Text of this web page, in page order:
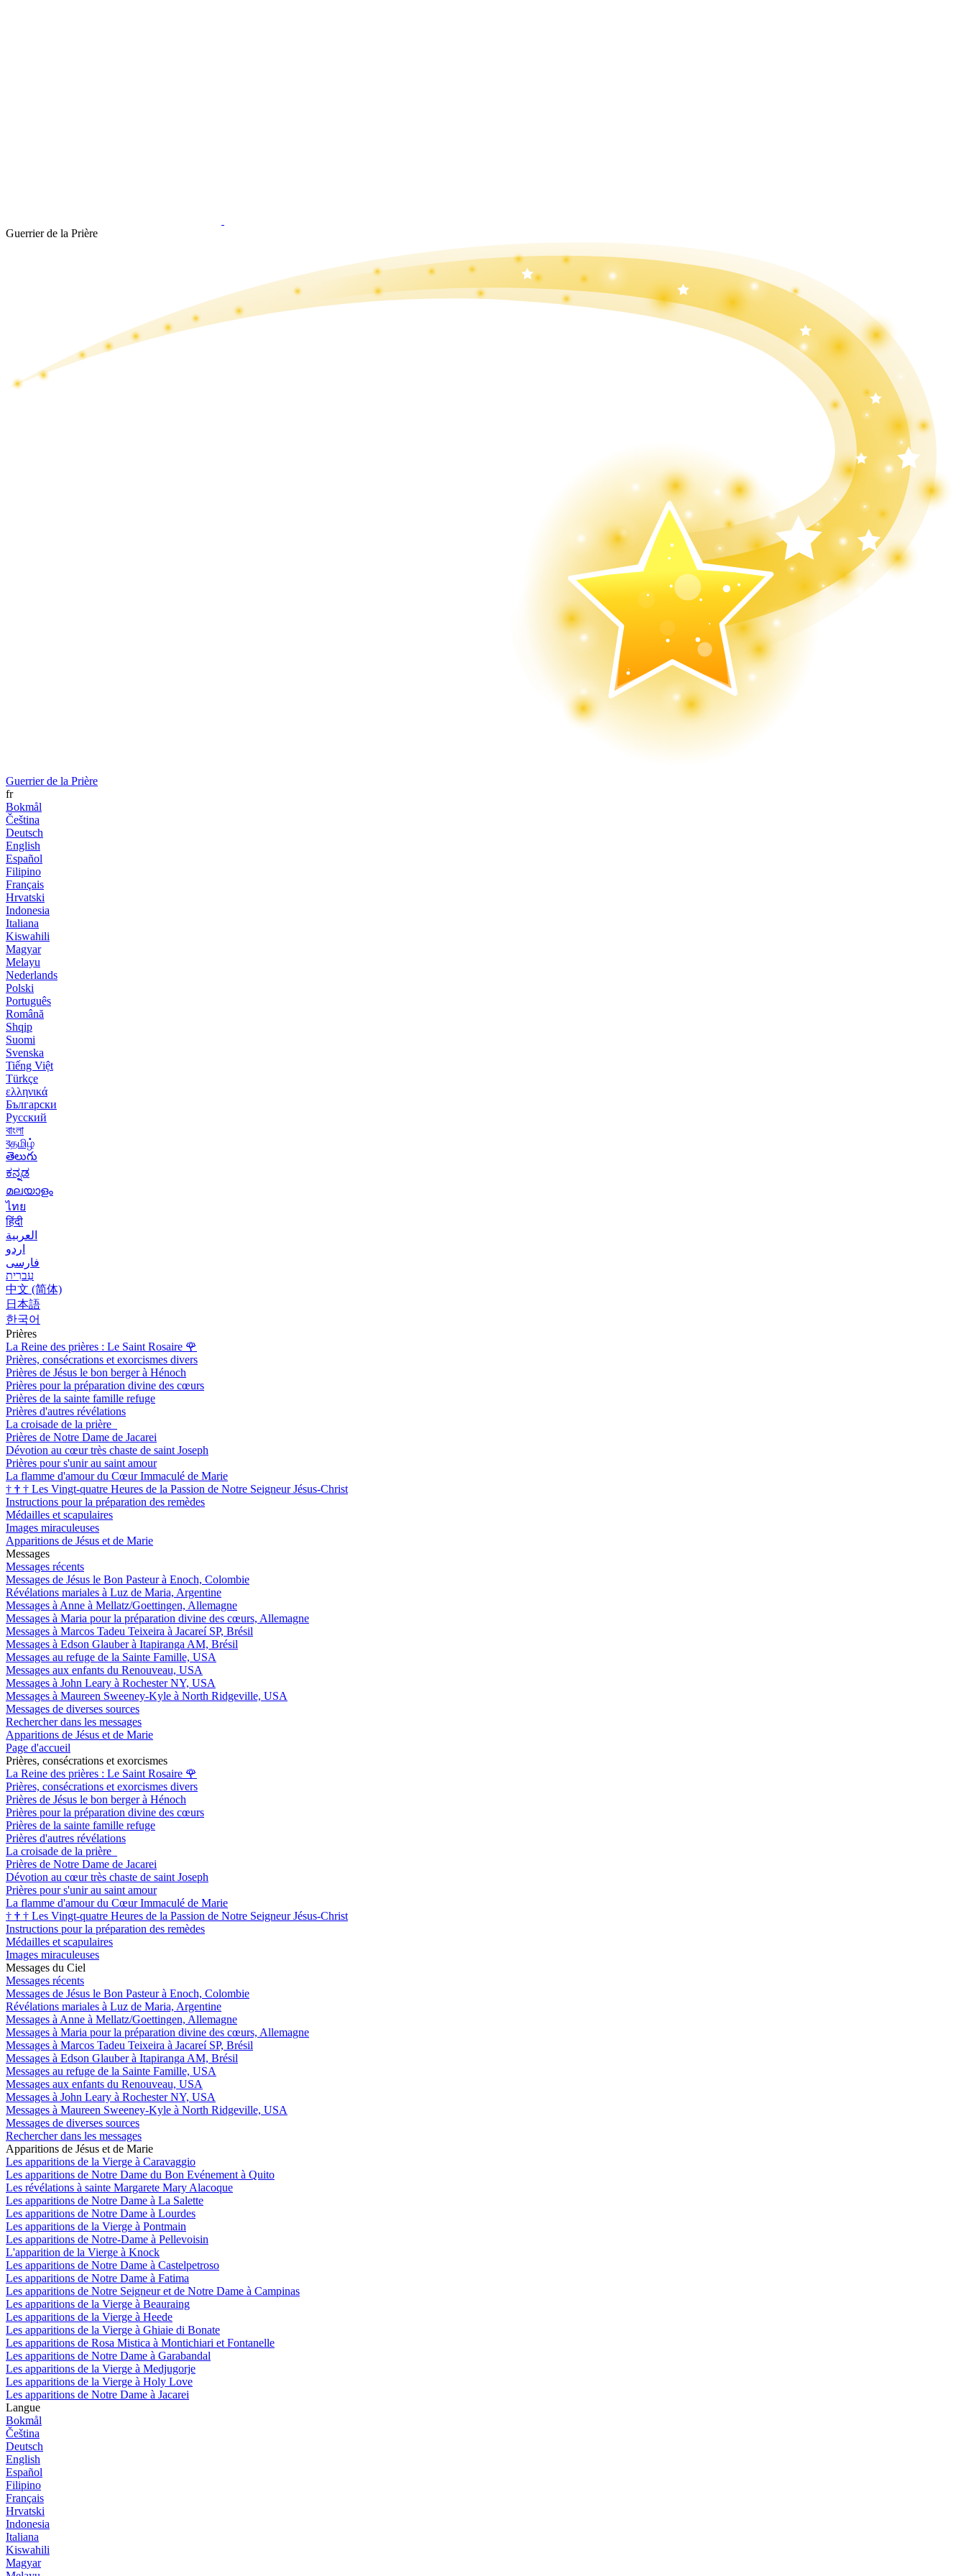
Guerrier de la Prière
Guerrier de la Prière
fr
Bokmål
Čeština
Deutsch
English
Español
Filipino
Français
Hrvatski
Indonesia
Italiana
Kiswahili
Magyar
Melayu
Nederlands
Polski
Português
Română
Shqip
Suomi
Svenska
Tiếng Việt
Türkçe
ελληνικά
Български
Русский
বাংলা
বதமிழ்
తెలుగు
ಕನ್ನಡ
മലയാളം
ไทย
हिंदी
العربية
اردو
فارسی
עִברִית
中文 (简体)
日本語
한국어
Prières
La Reine des prières : Le Saint Rosaire 🌹
Prières, consécrations et exorcismes divers
Prières de Jésus le bon berger à Hénoch
Prières pour la préparation divine des cœurs
Prières de la sainte famille refuge
Prières d'autres révélations
La croisade de la prière
Prières de Notre Dame de Jacarei
Dévotion au cœur très chaste de saint Joseph
Prières pour s'unir au saint amour
La flamme d'amour du Cœur Immaculé de Marie
† † † Les Vingt-quatre Heures de la Passion de Notre Seigneur Jésus-Christ
Instructions pour la préparation des remèdes
Médailles et scapulaires
Images miraculeuses
Apparitions de Jésus et de Marie
Messages
Messages récents
Messages de Jésus le Bon Pasteur à Enoch, Colombie
Révélations mariales à Luz de Maria, Argentine
Messages à Anne à Mellatz/Goettingen, Allemagne
Messages à Maria pour la préparation divine des cœurs, Allemagne
Messages à Marcos Tadeu Teixeira à Jacareí SP, Brésil
Messages à Edson Glauber à Itapiranga AM, Brésil
Messages au refuge de la Sainte Famille, USA
Messages aux enfants du Renouveau, USA
Messages à John Leary à Rochester NY, USA
Messages à Maureen Sweeney-Kyle à North Ridgeville, USA
Messages de diverses sources
Rechercher dans les messages
Apparitions de Jésus et de Marie
Page d'accueil
Prières, consécrations et exorcismes
La Reine des prières : Le Saint Rosaire 🌹
Prières, consécrations et exorcismes divers
Prières de Jésus le bon berger à Hénoch
Prières pour la préparation divine des cœurs
Prières de la sainte famille refuge
Prières d'autres révélations
La croisade de la prière
Prières de Notre Dame de Jacarei
Dévotion au cœur très chaste de saint Joseph
Prières pour s'unir au saint amour
La flamme d'amour du Cœur Immaculé de Marie
† † † Les Vingt-quatre Heures de la Passion de Notre Seigneur Jésus-Christ
Instructions pour la préparation des remèdes
Médailles et scapulaires
Images miraculeuses
Messages du Ciel
Messages récents
Messages de Jésus le Bon Pasteur à Enoch, Colombie
Révélations mariales à Luz de Maria, Argentine
Messages à Anne à Mellatz/Goettingen, Allemagne
Messages à Maria pour la préparation divine des cœurs, Allemagne
Messages à Marcos Tadeu Teixeira à Jacareí SP, Brésil
Messages à Edson Glauber à Itapiranga AM, Brésil
Messages au refuge de la Sainte Famille, USA
Messages aux enfants du Renouveau, USA
Messages à John Leary à Rochester NY, USA
Messages à Maureen Sweeney-Kyle à North Ridgeville, USA
Messages de diverses sources
Rechercher dans les messages
Apparitions de Jésus et de Marie
Les apparitions de la Vierge à Caravaggio
Les apparitions de Notre Dame du Bon Evénement à Quito
Les révélations à sainte Margarete Mary Alacoque
Les apparitions de Notre Dame à La Salette
Les apparitions de Notre Dame à Lourdes
Les apparitions de la Vierge à Pontmain
Les apparitions de Notre-Dame à Pellevoisin
L'apparition de la Vierge à Knock
Les apparitions de Notre Dame à Castelpetroso
Les apparitions de Notre Dame à Fatima
Les apparitions de Notre Seigneur et de Notre Dame à Campinas
Les apparitions de la Vierge à Beauraing
Les apparitions de la Vierge à Heede
Les apparitions de la Vierge à Ghiaie di Bonate
Les apparitions de Rosa Mistica à Montichiari et Fontanelle
Les apparitions de Notre Dame à Garabandal
Les apparitions de la Vierge à Medjugorje
Les apparitions de la Vierge à Holy Love
Les apparitions de Notre Dame à Jacarei
Langue
Bokmål
Čeština
Deutsch
English
Español
Filipino
Français
Hrvatski
Indonesia
Italiana
Kiswahili
Magyar